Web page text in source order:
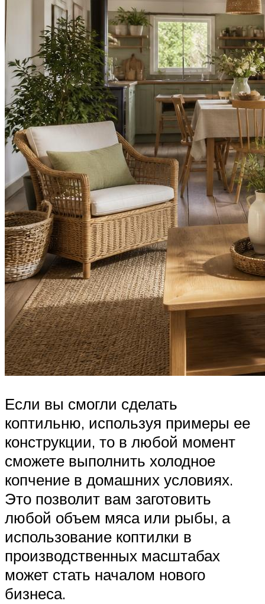
Если вы смогли сделать
коптильню, используя примеры ее
конструкции, то в любой момент
сможете выполнить холодное
копчение в домашних условиях.
Это позволит вам заготовить
любой объем мяса или рыбы, а
использование коптилки в
производственных масштабах
может стать началом нового
бизнеса.